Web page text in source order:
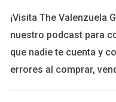
Tipo de propiedad:
tener diferentes
Experiencia del
pueden negociar
Casos prácticos
¡Visita The Valenzuela
nuestro podcast para
que nadie te cuenta y
errores al comprar,